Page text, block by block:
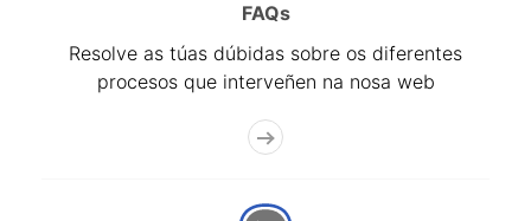
FAQs
Resolve as túas dúbidas sobre os diferentes
procesos que interveñen na nosa web